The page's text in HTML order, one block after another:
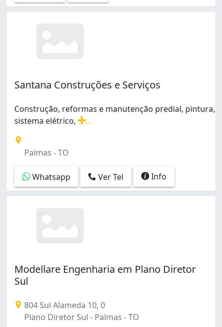
Santana Construções e Serviços
Construção, reformas e manutenção predial, pintura,
sistema elétrico,
Palmas - TO
Whatsapp Ver Tel Info
Modellare Engenharia em Plano Diretor
Sul
804 Sul Alameda 10, 0
Plano Diretor Sul - Palmas - TO